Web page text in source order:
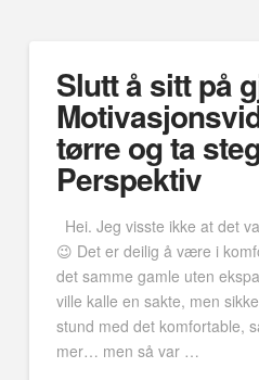
Slutt å sitt på
tørre og ta
Perspektiv
Hei. Jeg visste ikke at det
😉 Det er deilig å være i
det samme gamle uten
ville kalle en sakte, men
stund med det komfortable,
mer… men så var …